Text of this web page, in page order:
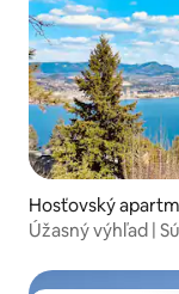
Hosťovský
Úžasný výhľad |